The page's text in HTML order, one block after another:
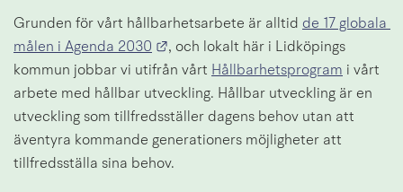
Grunden för vårt hållbarhetsarbete är alltid de 17 globala
målen i Agenda 2030
Länk till annan webbplats.
, och lokalt här i Lidköpings
kommun jobbar vi utifrån vårt Hållbarhetsprogram i vårt
arbete med hållbar utveckling. Hållbar utveckling är en
utveckling som tillfredsställer dagens behov utan att
äventyra kommande generationers möjligheter att
tillfredsställa sina behov.